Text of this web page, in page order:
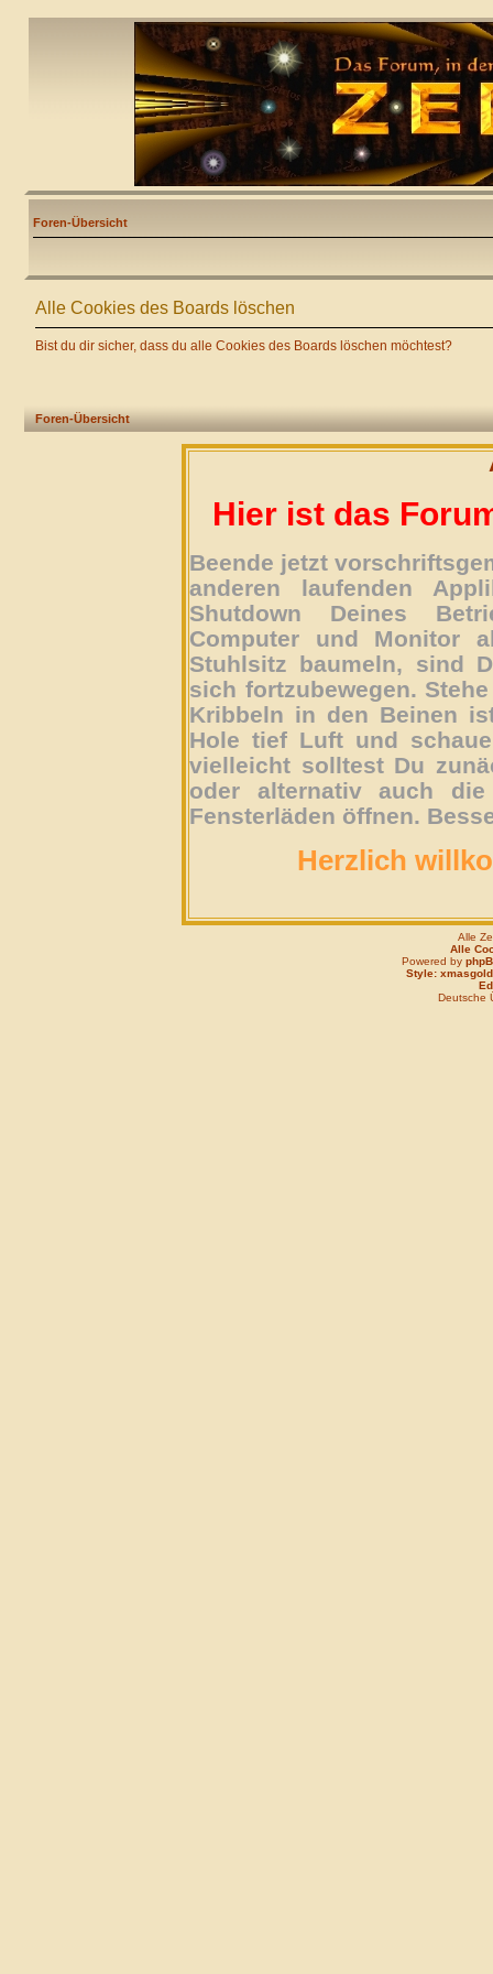
Foren-Übersicht
Alle Cookies des Boards löschen
Bist du dir sicher, dass du alle Cookies des Boards löschen möchtest?
Foren-Übersicht
Hier ist das
Beende jetzt
anderen laufenden
Shutdown Deines
Computer und Monitor
Stuhlsitz baumeln, sind
sich fortzubewegen.
Kribbeln in den Beinen
Hole tief Luft und
vielleicht solltest Du
oder alternativ auch
Fensterläden öffnen.
Herzlich
Alle
Alle
Powered by
Style: xmasgold
Deutsche